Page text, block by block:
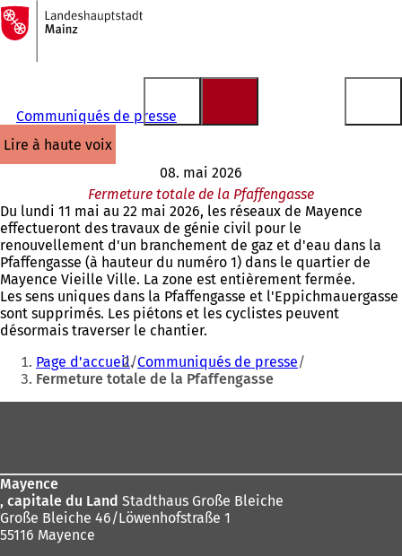
Accéder au contenu
Vers
la
page
d'accueil
Communiqués de presse
lire à haute voix
08. mai 2026
Fermeture totale de la Pfaffengasse
Du lundi 11 mai au 22 mai 2026, les réseaux de Mayence
effectueront des travaux de génie civil pour le
renouvellement d'un branchement de gaz et d'eau dans la
Pfaffengasse (à hauteur du numéro 1) dans le quartier de
Mayence Vieille Ville. La zone est entièrement fermée.
Les sens uniques dans la Pfaffengasse et l'Eppichmauergasse
sont supprimés. Les piétons et les cyclistes peuvent
désormais traverser le chantier.
Vous
êtes
ici
Page d'accueil Communiqués de presse
Fermeture totale de la Pfaffengasse
Mayence
, capitale du Land Stadthaus Große Bleiche
Große Bleiche 46/Löwenhofstraße 1
55116 Mayence